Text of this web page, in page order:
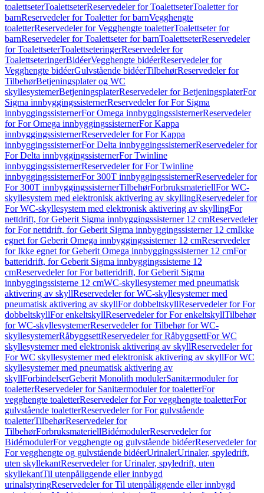
toalettseterToalettseterReservedeler for ToalettseterToaletter for
barnReservedeler for Toaletter for barnVegghengte
toaletterReservedeler for Vegghengte toaletterToalettseter for
barnReservedeler for Toalettseter for barnToalettseterReservedeler
for ToalettseterToalettseteringerReservedeler for
ToalettseteringerBidéerVegghengte bidéerReservedeler for
Vegghengte bidéerGulvstående bidéerTilbehørReservedeler for
TilbehørBetjeningsplater og WC
skyllesystemerBetjeningsplaterReservedeler for BetjeningsplaterFor
Sigma innbyggingssisternerReservedeler for For Sigma
innbyggingssisternerFor Omega innbyggingssisternerReservedeler
for For Omega innbyggingssisternerFor Kappa
innbyggingssisternerReservedeler for For Kappa
innbyggingssisternerFor Delta innbyggingssisternerReservedeler for
For Delta innbyggingssisternerFor Twinline
innbyggingssisternerReservedeler for For Twinline
innbyggingssisternerFor 300T innbyggingssisternerReservedeler for
For 300T innbyggingssisternerTilbehørForbruksmateriellFor WC-
skyllesystem med elektronisk aktivering av skyllingReservedeler for
For WC-skyllesystem med elektronisk aktivering av skyllingFor
nettdrift, for Geberit Sigma innbyggingssisterner 12 cmReservedeler
for For nettdrift, for Geberit Sigma innbyggingssisterner 12 cmIkke
egnet for Geberit Omega innbyggingssisterner 12 cmReservedeler
for Ikke egnet for Geberit Omega innbyggingssisterner 12 cmFor
batteridrift, for Geberit Sigma innbyggingssisterne 12
cmReservedeler for For batteridrift, for Geberit Sigma
innbyggingssisterne 12 cmWC-skyllesystemer med pneumatisk
aktivering av skyllReservedeler for WC-skyllesystemer med
pneumatisk aktivering av skyllFor dobbeltskyllReservedeler for For
dobbeltskyllFor enkeltskyllReservedeler for For enkeltskyllTilbehør
for WC-skyllesystemerReservedeler for Tilbehør for WC-
skyllesystemerRåbyggsettReservedeler for RåbyggsettFor WC
skyllesystemer med elektronisk aktivering av skyllReservedeler for
For WC skyllesystemer med elektronisk aktivering av skyllFor WC
skyllesystemer med pneumatisk aktivering av
skyllForbindelserGeberit Monolith modulerSanitærmoduler for
toaletterReservedeler for Sanitærmoduler for toaletterFor
vegghengte toaletterReservedeler for For vegghengte toaletterFor
gulvstående toaletterReservedeler for For gulvstående
toaletterTilbehørReservedeler for
TilbehørForbruksmateriellBidémodulerReservedeler for
BidémodulerFor vegghengte og gulvstående bidéerReservedeler for
For vegghengte og gulvstående bidéerUrinalerUrinaler, spyledrift,
uten skyllekantReservedeler for Urinaler, spyledrift, uten
skyllekantTil utenpåliggende eller innbygd
urinalstyringReservedeler for Til utenpåliggende eller innbygd